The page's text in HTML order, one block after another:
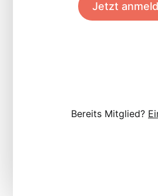
Jetzt
Bereits Mitglied?